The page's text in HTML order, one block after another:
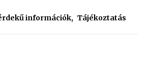
információk, Tájékoztatás